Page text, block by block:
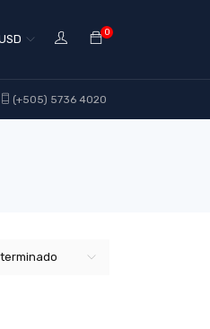
0
(+505) 5736 4020